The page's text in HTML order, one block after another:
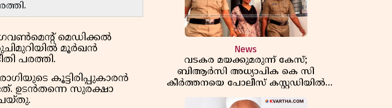
മെഡിക്കൽ
മൂർഖൻ
പരത്തി.
കൂട്ടിരിപ്പുകാരൻ
ഉടൻതന്നെ സുരക്ഷാ
News
വടകര മയക്കുമരുന്ന് കേസ്;
ബിആർസി അധ്യാപിക കെ സി
കീർത്തനയെ പോലീസ് കസ്റ്റഡിയിൽ